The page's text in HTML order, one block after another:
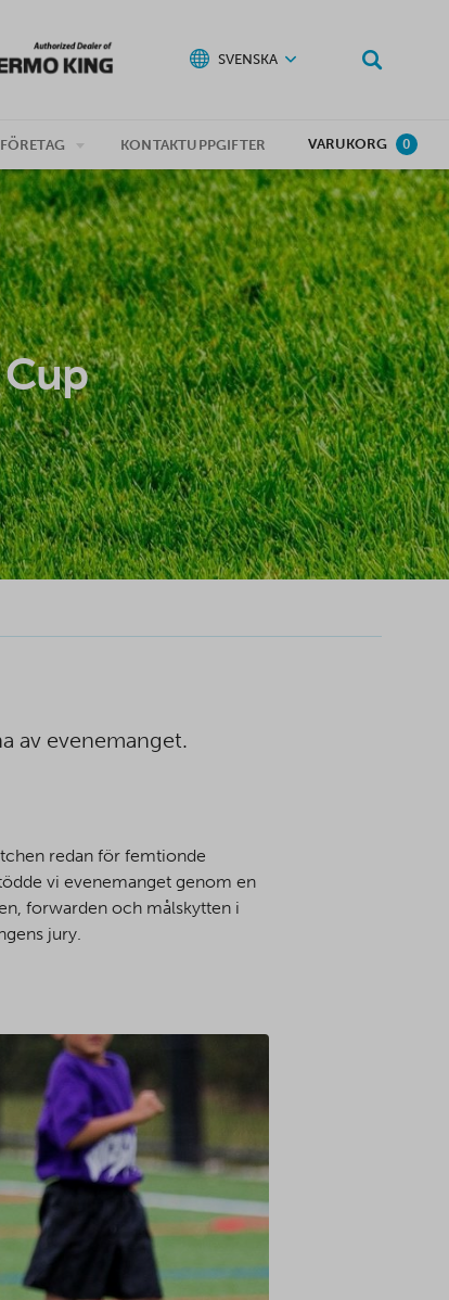
SVENSKA
FÖRETAG KONTAKTUPPGIFTER VARUKORG 0
av evenemanget.
redan för femtionde
vi evenemanget genom en
forwarden och målskytten i
jury.